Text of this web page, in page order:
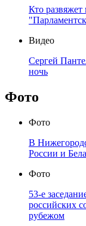
Кто
Видео
Сергей
ночь
Фото
Фото
В
России и
Фото
53-е
российских
рубежом